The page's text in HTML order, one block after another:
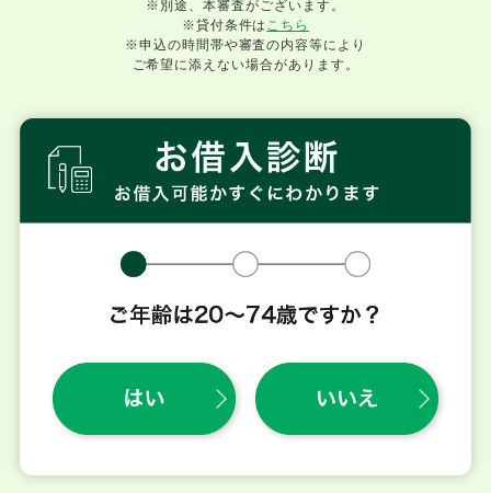
※別途、本審査がございます。
※貸付条件は こちら
※申込の時間帯や審査の内容等により
ご希望に添えない場合があります。